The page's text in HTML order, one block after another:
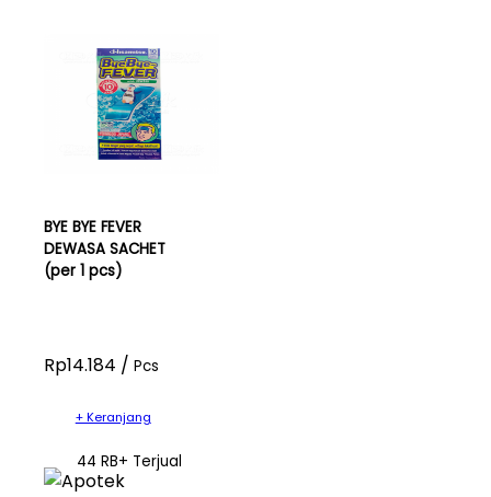
BYE BYE FEVER
DEWASA SACHET
(per 1 pcs)
Rp14.184 / Pcs
+ Keranjang
44 RB+ Terjual